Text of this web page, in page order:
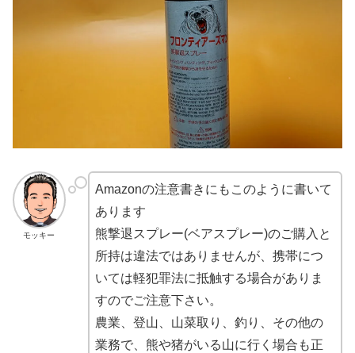
モッキー
Amazonの注意書きにもこのように書いて
あります
熊撃退スプレー(ベアスプレー)のご購入と
所持は違法ではありませんが、携帯につ
いては軽犯罪法に抵触する場合がありま
すのでご注意下さい。
農業、登山、山菜取り、釣り、その他の
業務で、熊や猪がいる山に行く場合も正